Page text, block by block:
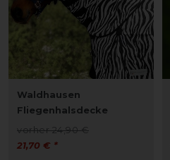
Waldhausen
Fliegenhalsdecke
vorher 24,90 €
21,70 € *